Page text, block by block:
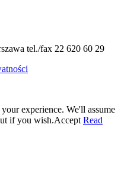
tel./fax 22 620 60 29
experience. We'll assume
if you wish.Accept Read